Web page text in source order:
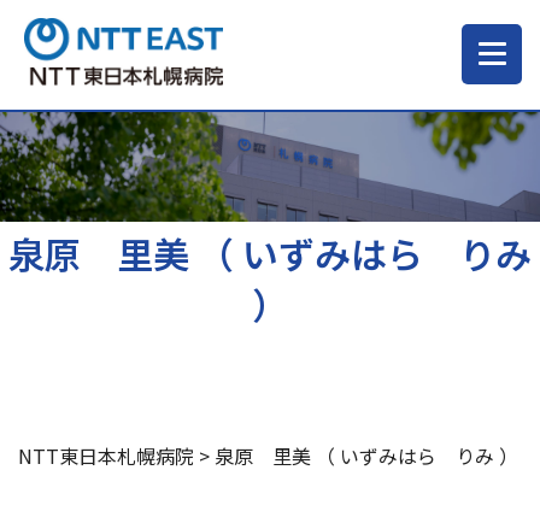
当院について
ご来院される方へ
泉原 里美 （ いずみはら りみ
）
NTT東日本札幌病院 > 泉原 里美 （ いずみはら りみ ）